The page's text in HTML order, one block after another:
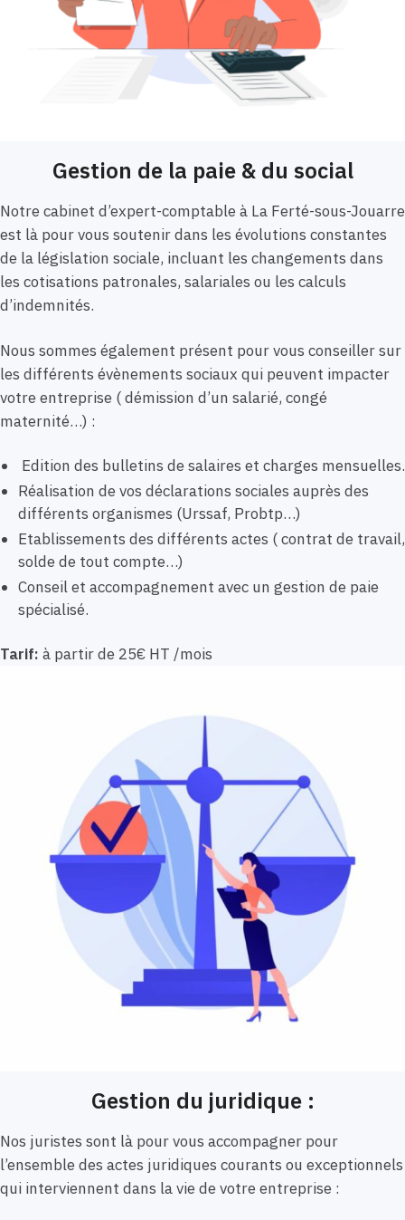
Gestion de la paie & du social
Notre cabinet d’expert-comptable à La Ferté-sous-Jouarre
est là pour vous soutenir dans les évolutions constantes
de la législation sociale, incluant les changements dans
les cotisations patronales, salariales ou les calculs
d’indemnités.
Nous sommes également présent pour vous conseiller sur
les différents évènements sociaux qui peuvent impacter
votre entreprise ( démission d’un salarié, congé
maternité…) :
Edition des bulletins de salaires et charges mensuelles.
Réalisation de vos déclarations sociales auprès des
différents organismes (Urssaf, Probtp…)
Etablissements des différents actes ( contrat de travail,
solde de tout compte…)
Conseil et accompagnement avec un gestion de paie
spécialisé.
Tarif: à partir de 25€ HT /mois
Gestion du juridique :
Nos juristes sont là pour vous accompagner pour
l’ensemble des actes juridiques courants ou exceptionnels
qui interviennent dans la vie de votre entreprise :